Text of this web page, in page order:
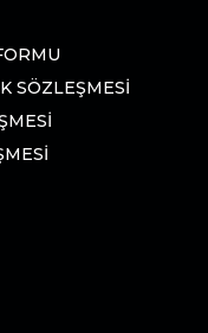
SÖZLEŞMESI